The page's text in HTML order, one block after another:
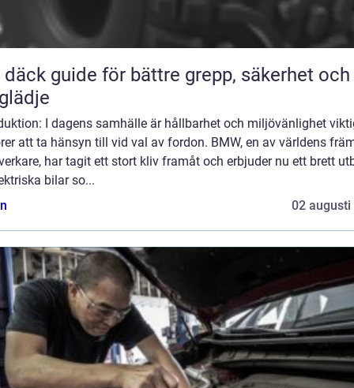
grepp, säkerhet och
I dagens samhälle är hållbarhet och miljövänlighet
att ta hänsyn till vid val av fordon. BMW, en av världens
har tagit ett stort kliv framåt och erbjuder nu ett brett
bilar so...
02 augusti